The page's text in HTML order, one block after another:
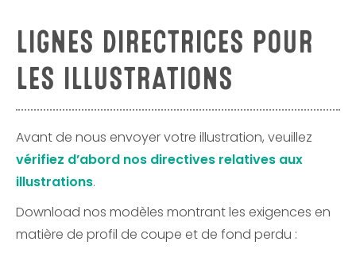
LIGNES DIRECTRICES POUR
LES ILLUSTRATIONS
Avant de nous envoyer votre illustration, veuillez
vérifiez d’abord nos directives relatives aux
illustrations.
Download nos modèles montrant les exigences en
matière de profil de coupe et de fond perdu :